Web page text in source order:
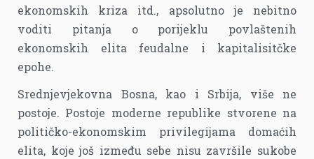
ekonomskih kriza itd., apsolutno je nebitno
voditi pitanja o porijeklu povlaštenih
ekonomskih elita feudalne i kapitalisitčke
epohe.
Srednjevjekovna Bosna, kao i Srbija, više ne
postoje. Postoje moderne republike stvorene na
političko-ekonomskim privilegijama domaćih
elita, koje još između sebe nisu završile sukobe